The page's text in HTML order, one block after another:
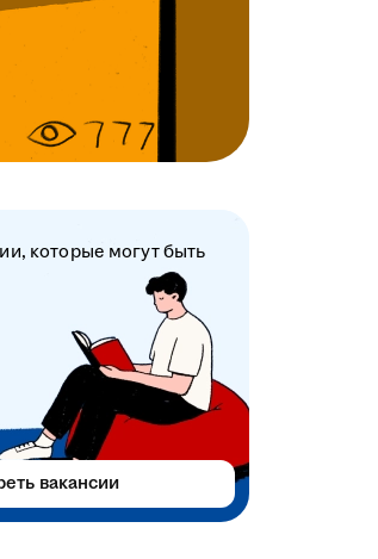
которые могут быть
вакансии